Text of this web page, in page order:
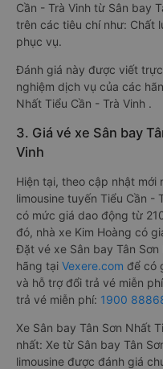
Cần - Trà Vinh từ Sân bay
trên các tiêu chí như: Chất
phục vụ.
Đánh giá này được viết
nghiệm dịch vụ của các
Nhất Tiểu Cần - Trà Vinh .
3. Giá vé xe Sân bay
Vinh
Hiện tại, theo cập nhật mới
limousine tuyến Tiểu Cần -
có mức giá dao động từ
đó, nhà xe Kim Hoàng có
Đặt vé xe Sân bay Tân Sơn
hãng tại Vexere.com để có
và hỗ trợ đổi trả vé miễn
trả vé miễn phí: 1900
Xe Sân bay Tân Sơn Nhất
nhất: Xe từ Sân bay Tân
limousine được đánh giá